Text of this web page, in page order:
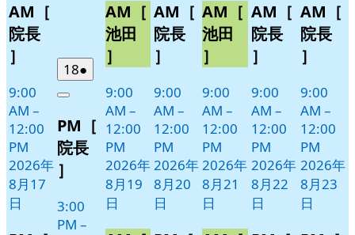
月
17
日
イ
AM［
院長
］
9:00
AM –
12:00
PM
2026年
8月17
日
182026
年
月
18
日
●
件
イ
ベ
Close
PM［
院長
］
3:00
PM –
月
19
日
イ
ベ
ト)
AM［
池田
］
9:00
AM –
12:00
PM
2026年
8月19
日
月
20
日
イ
ベ
ト)
AM［
院長
］
9:00
AM –
12:00
PM
2026年
8月20
日
月
21
日
イ
ベ
ト)
AM［
池田
］
9:00
AM –
12:00
PM
2026年
8月21
日
月
22
日
イ
ベ
ト)
AM［
院長
］
9:00
AM –
12:00
PM
2026年
8月22
日
月
23
日
イ
AM［
院長
］
9:00
AM –
12:00
PM
2026年
8月23
日